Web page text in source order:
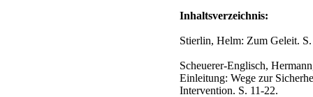
Inhaltsverzeichnis:
Stierlin, Helm: Zum Geleit.
Scheuerer-Englisch,
Einleitung: Wege zur
Intervention. S. 11-22.